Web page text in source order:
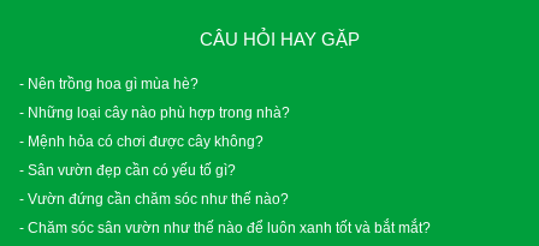
CÂU HỎI HAY GẶP
- Nên trồng hoa gì mùa hè?
- Những loại cây nào phù hợp trong nhà?
- Mệnh hỏa có chơi được cây không?
- Sân vườn đẹp cần có yếu tố gì?
- Vườn đứng cần chăm sóc như thế nào?
- Chăm sóc sân vườn như thế nào để luôn xanh tốt và bắt mắt?